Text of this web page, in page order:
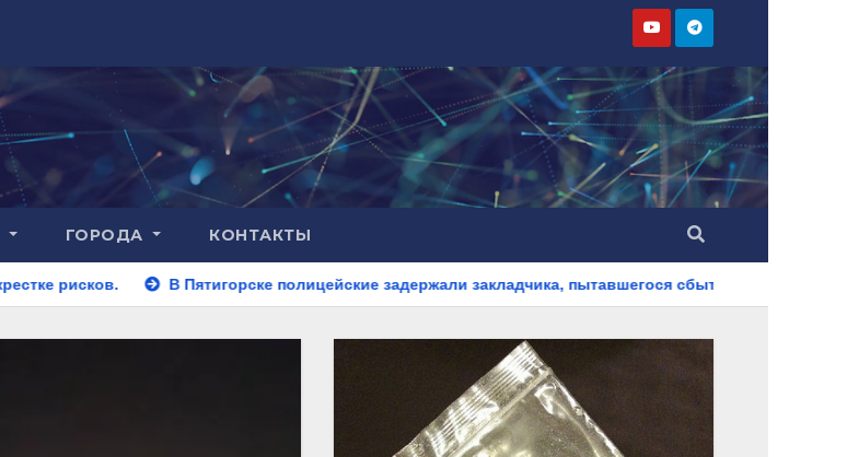
ГОРОДА КОНТАКТЫ
В Пятигорске полицейские задержали закладчика, пытавшегося сбыть партию синтетического наркотика